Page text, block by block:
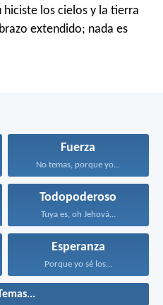
hiciste los cielos y la tierra
extendido; nada es
Fuerza
No temas, porque yo...
Todopoderoso
Tuya es, oh Jehová...
Esperanza
Porque yo sé los...